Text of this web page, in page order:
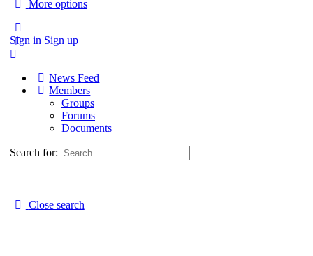
More options
Sign in Sign up
News Feed
Members
Groups
Forums
Documents
Search for:
Close search